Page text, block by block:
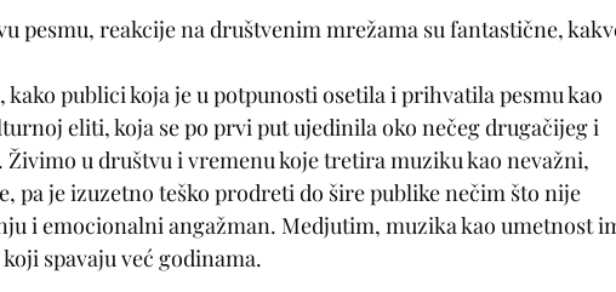
pesmu, reakcije na društvenim mrežama su fantastične,
publici koja je u potpunosti osetila i prihvatila pesmu kao
eliti, koja se po prvi put ujedinila oko nečeg drugačijeg i
u društvu i vremenu koje tretira muziku kao nevažni,
pa je izuzetno teško prodreti do šire publike nečim što nije
i emocionalni angažman. Medjutim, muzika kao umetnost
spavaju već godinama.